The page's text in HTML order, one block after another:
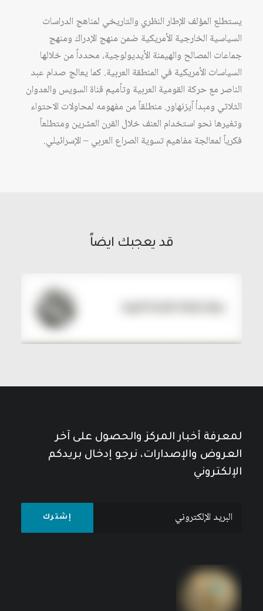
يستطلع المؤلف الإطار النظري والتاريخي لمناهج الدراسات
السياسية الخارجية الأمريكية ضمن منهج الإدراك ومنهج
جماعات المصالح والهيمنة الأيديولوجية، محدداً من خلالها
السياسات الأمريكية في المنطقة العربية. كما يعالج صدام عبد
الناصر مع حركة القومية العربية وتأميم قناة السويس والعدوان
الثلاثي ومبدأ آيزنهاور. منطلقاً من مفهومه لمحاولات الاحتواء
وتغيرها نحو استخدام العنف خلال القرن العشرين ومتطلعاً
فكرياً لمعالجة مفاهيم تسوية الصراع العربي – الإسرائيلي.
قد يعجبك ايضاً
لمعرفة أخبار المركز والحصول على آخر
العروض والإصدارات، نرجو إدخال بريدكم
الإلكتروني